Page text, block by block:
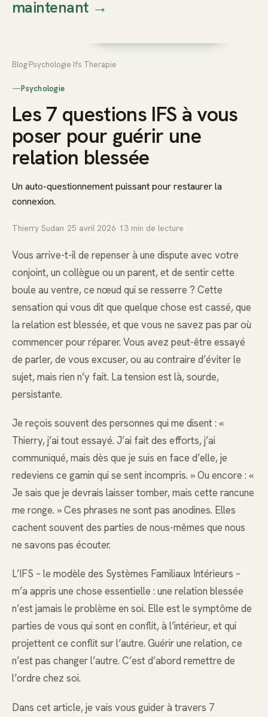
Thierry
Prendre rendez-vous dès
maintenant→
Blog Psychologie Ifs Therapie
—Psychologie
Les 7 questions IFS à vous
poser pour guérir une
relation blessée
Un auto-questionnement puissant pour restaurer la
connexion.
Thierry Sudan 25 avril 2026 13 min de lecture
Vous arrive-t-il de repenser à une dispute avec votre
conjoint, un collègue ou un parent, et de sentir cette
boule au ventre, ce nœud qui se resserre ? Cette
sensation qui vous dit que quelque chose est cassé, que
la relation est blessée, et que vous ne savez pas par où
commencer pour réparer. Vous avez peut-être essayé
de parler, de vous excuser, ou au contraire d’éviter le
sujet, mais rien n’y fait. La tension est là, sourde,
persistante.
Je reçois souvent des personnes qui me disent : «
Thierry, j’ai tout essayé. J’ai fait des efforts, j’ai
communiqué, mais dès que je suis en face d’elle, je
redeviens ce gamin qui se sent incompris. » Ou encore : «
Je sais que je devrais laisser tomber, mais cette rancune
me ronge. » Ces phrases ne sont pas anodines. Elles
cachent souvent des parties de nous-mêmes que nous
ne savons pas écouter.
L’IFS – le modèle des Systèmes Familiaux Intérieurs –
m’a appris une chose essentielle : une relation blessée
n’est jamais le problème en soi. Elle est le symptôme de
parties de vous qui sont en conflit, à l’intérieur, et qui
projettent ce conflit sur l’autre. Guérir une relation, ce
n’est pas changer l’autre. C’est d’abord remettre de
l’ordre chez soi.
Dans cet article, je vais vous guider à travers 7